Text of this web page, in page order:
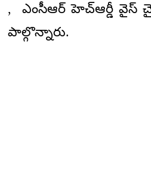
, ఎంసీఆర్ హెచ్ఆర్డీ వైస్
పాల్గొన్నారు.